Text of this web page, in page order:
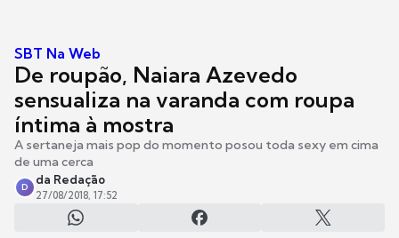
SBT Na Web
De roupão, Naiara Azevedo
sensualiza na varanda com roupa
íntima à mostra
A sertaneja mais pop do momento posou toda sexy em cima
de uma cerca
D
da Redação
27/08/2018, 17:52